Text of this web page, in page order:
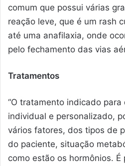
comum que possui várias
reação leve, que é um rash
até uma anafilaxia, onde
pelo fechamento das vias
Tratamentos
“O tratamento indicado
individual e personalizado,
vários fatores, dos tipos de
do paciente, situação
como estão os hormônios. É